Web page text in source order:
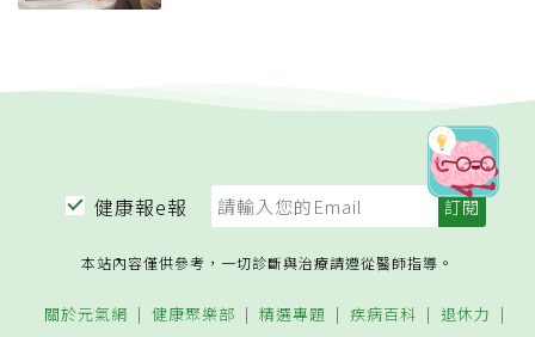
健康報e報
本站內容僅供參考，一切診斷與治療請遵從醫師指導。
關於元氣網 健康聚樂部 精選專題 疾病百科 退休力